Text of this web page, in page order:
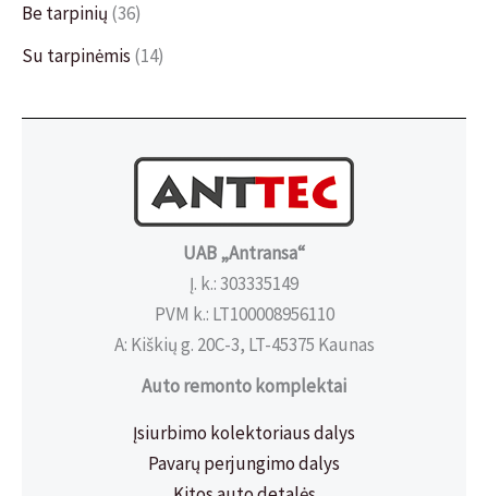
Be tarpinių (36)
Su tarpinėmis (14)
UAB „Antransa“
Į. k.: 303335149
PVM k.: LT100008956110
A: Kiškių g. 20C-3, LT-45375 Kaunas
Auto remonto komplektai
Įsiurbimo kolektoriaus dalys
Pavarų perjungimo dalys